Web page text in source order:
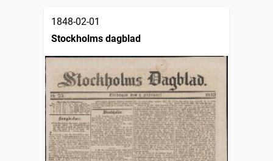
1848-02-01
Stockholms dagblad